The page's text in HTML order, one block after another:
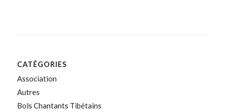
CATÉGORIES
Association
Autres
Bols Chantants Tibétains